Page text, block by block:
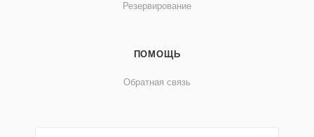
Резервирование
ПОМОЩЬ
Обратная связь